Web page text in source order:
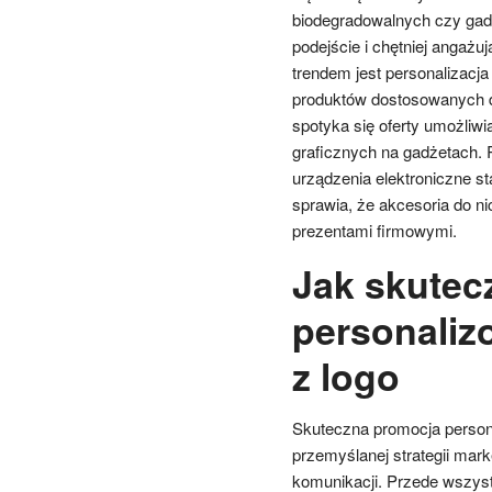
biodegradowalnych czy
podejście i chętniej
trendem jest
produktów dostosowanych
spotyka się oferty
graficznych na gadżetach.
urządzenia elektroniczne
sprawia, że akcesoria do
prezentami firmowymi.
Jak
z logo
Skuteczna promocja
przemyślanej strategii
komunikacji. Przede